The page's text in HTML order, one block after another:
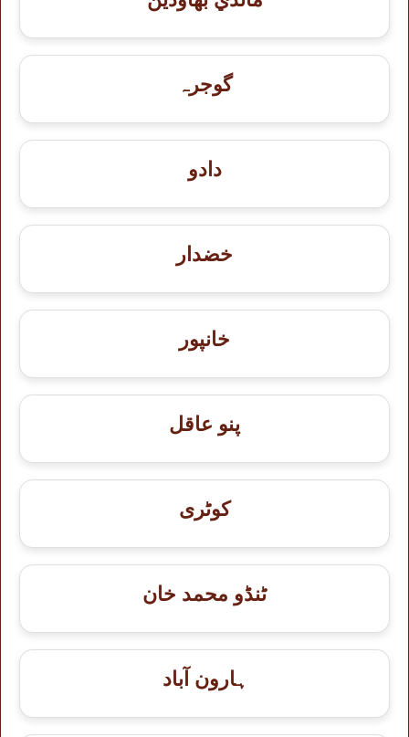
گوجرہ
دادو
خضدار
خانپور
پنو عاقل
کوٹری
ٹنڈو محمد خان
ہارون آباد